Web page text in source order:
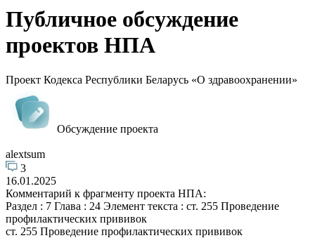
Публичное обсуждение
проектов НПА
Проект Кодекса Республики Беларусь «О здравоохранении»
Обсуждение проекта
alextsum
3
16.01.2025
Комментарий к фрагменту проекта НПА:
Раздел : 7 Глава : 24 Элемент текста : ст. 255 Проведение
профилактических прививок
ст. 255 Проведение профилактических прививок